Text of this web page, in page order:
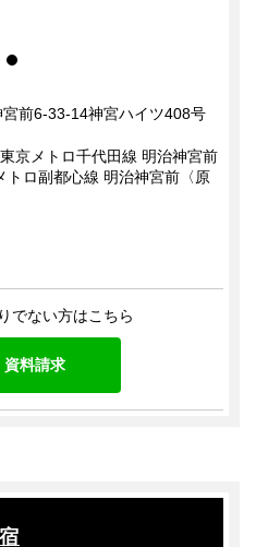
前6-33-14神宮ハイツ408号
京メトロ千代田線 明治神宮前
トロ副都心線 明治神宮前〈原
でない方はこちら
資料請求